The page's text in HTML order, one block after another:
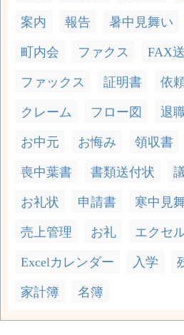
案内 報告 暑中見舞い
町内会 ファクス FAX
ファックス 証明書 依
クレーム フロー図 退
お中元 お悔み 領収書
喪中葉書 書類送付状
お礼状 申請書 寒中見
売上管理 お礼 エクセ
Excelカレンダー 入学
家計簿 名簿